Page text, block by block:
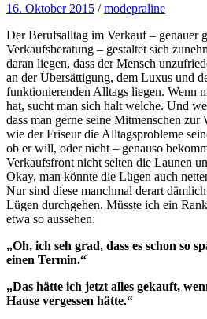
16. Oktober 2015 /modepraline
Der Berufsalltag im Verkauf – genauer
Verkaufsberatung – gestaltet sich
daran liegen, dass der Mensch
an der Übersättigung, dem Luxus und
funktionierenden Alltags liegen. Wenn
hat, sucht man sich halt welche. Und
dass man gerne seine Mitmenschen zur
wie der Friseur die Alltagsprobleme
ob er will, oder nicht – genauso
Verkaufsfront nicht selten die Launen
Okay, man könnte die Lügen auch
Nur sind diese manchmal derart
Lügen durchgehen. Müsste ich ein
etwa so aussehen:
„Oh, ich seh grad, dass es schon so
einen Termin.“
„Das hätte ich jetzt alles gekauft,
Hause vergessen hätte.“